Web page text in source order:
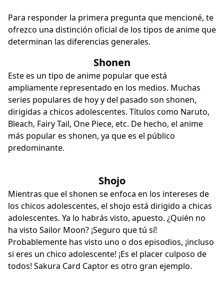
Para responder la primera pregunta que mencioné, te
ofrezco una distinción oficial de los tipos de anime que
determinan las diferencias generales.
Shonen
Este es un tipo de anime popular que está
ampliamente representado en los medios. Muchas
series populares de hoy y del pasado son shonen,
dirigidas a chicos adolescentes. Títulos como Naruto,
Bleach, Fairy Tail, One Piece, etc. De hecho, el anime
más popular es shonen, ya que es el público
predominante.
Shojo
Mientras que el shonen se enfoca en los intereses de
los chicos adolescentes, el shojo está dirigido a chicas
adolescentes. Ya lo habrás visto, apuesto. ¿Quién no
ha visto Sailor Moon? ¡Seguro que tú sí!
Probablemente has visto uno o dos episodios, ¡incluso
si eres un chico adolescente! ¡Es el placer culposo de
todos! Sakura Card Captor es otro gran ejemplo.